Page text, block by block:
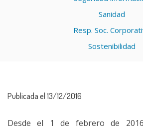
Sanidad
Resp. Soc.
Sostenibilidad
Publicada el 13/12/2016
Desde el 1 de febrero de